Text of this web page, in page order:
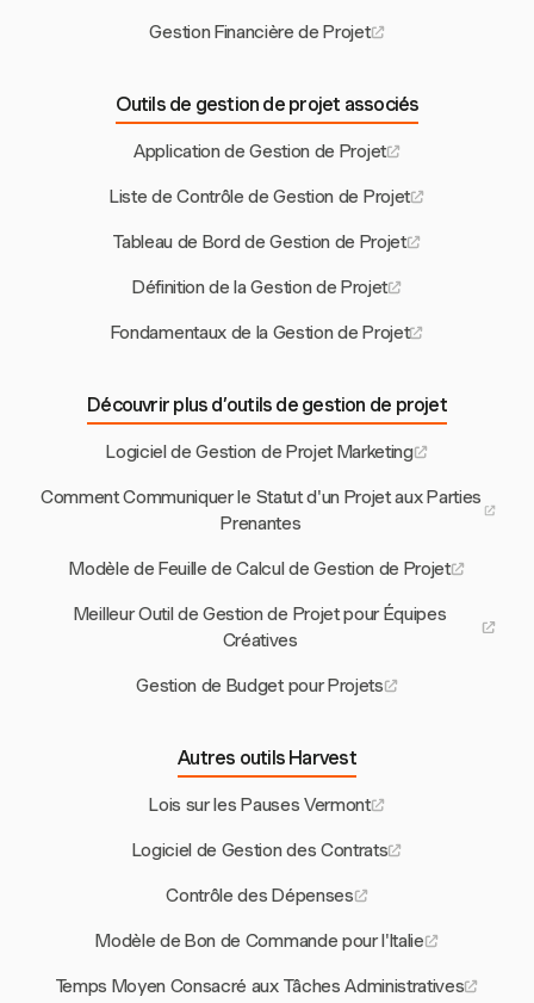
Gestion Financière de Projet
Outils de gestion de projet associés
Application de Gestion de Projet
Liste de Contrôle de Gestion de Projet
Tableau de Bord de Gestion de Projet
Définition de la Gestion de Projet
Fondamentaux de la Gestion de Projet
Découvrir plus d’outils de gestion de projet
Logiciel de Gestion de Projet Marketing
Comment Communiquer le Statut d'un Projet aux Parties
Prenantes
Modèle de Feuille de Calcul de Gestion de Projet
Meilleur Outil de Gestion de Projet pour Équipes
Créatives
Gestion de Budget pour Projets
Autres outils Harvest
Lois sur les Pauses Vermont
Logiciel de Gestion des Contrats
Contrôle des Dépenses
Modèle de Bon de Commande pour l'Italie
Temps Moyen Consacré aux Tâches Administratives